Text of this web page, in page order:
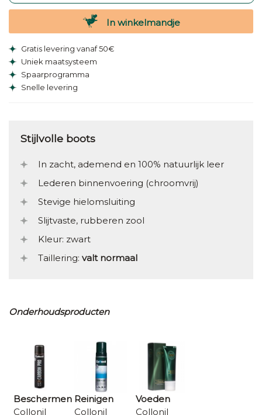
In winkelmandje
Gratis levering vanaf 50€
Uniek maatsysteem
Spaarprogramma
Snelle levering
Stijlvolle boots
In zacht, ademend en 100% natuurlijk leer
Lederen binnenvoering (chroomvrij)
Stevige hielomsluiting
Slijtvaste, rubberen zool
Kleur: zwart
Taillering: valt normaal
Onderhoudsproducten
Beschermen
Collonil
Reinigen
Collonil
Voeden
Collonil